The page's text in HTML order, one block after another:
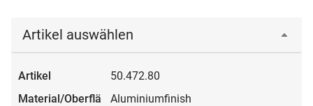
Artikel auswählen
50.472.80
Aluminiumfinish